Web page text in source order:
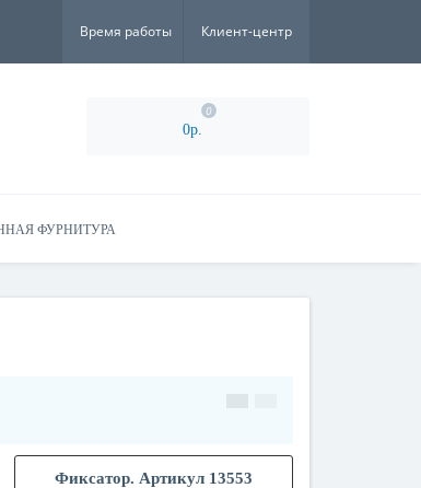
Время работы Клиент-центр
0р.
0
ФУРНИТУРА
Фиксатор. Артикул 13553